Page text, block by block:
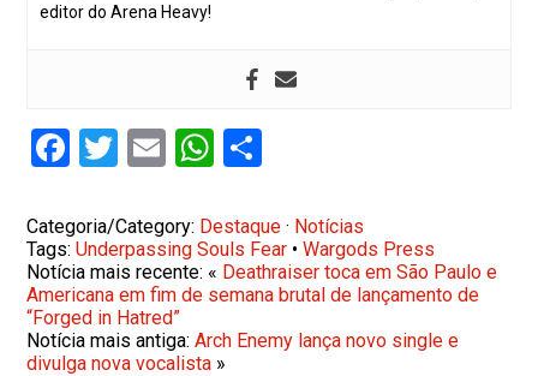
editor do Arena Heavy!
Facebook
Twitter
EmailWhatsApp
Categoria/Category: Destaque · Notícias
Tags:Underpassing Souls Fear •Wargods Press
Notícia mais recente: « Deathraiser toca em São Paulo e
Americana em fim de semana brutal de lançamento de
“Forged in Hatred”
Notícia mais antiga:Arch Enemy lança novo single e
divulga nova vocalista »